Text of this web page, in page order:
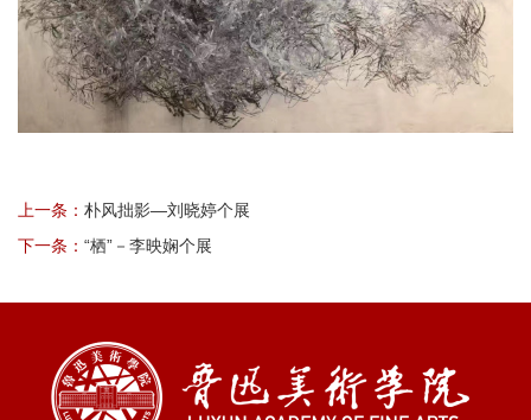
上一条： 朴风拙影—刘晓婷个展
下一条： “栖”－李映娴个展